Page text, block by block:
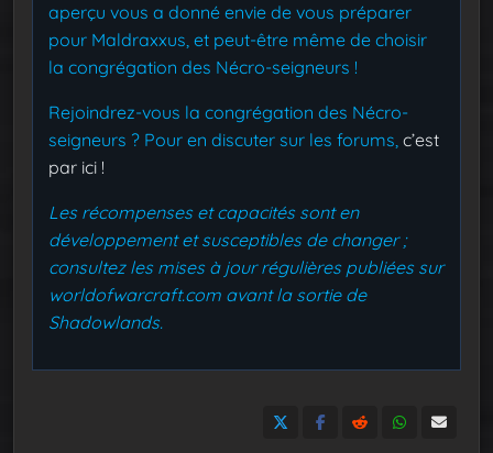
aperçu vous a donné envie de vous préparer
pour Maldraxxus, et peut-être même de choisir
la congrégation des Nécro-seigneurs !
Rejoindrez-vous la congrégation des Nécro-
seigneurs ? Pour en discuter sur les forums, c’est
par ici !
Les récompenses et capacités sont en
développement et susceptibles de changer ;
consultez les mises à jour régulières publiées sur
worldofwarcraft.com avant la sortie de
Shadowlands.